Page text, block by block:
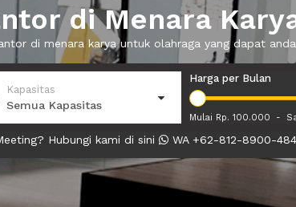
di Menara
di menara karya untuk olahraga yang dapat
Kapasitas
Semua Kapasitas
Harga per Bulan
Mulai Rp. 100.000 -
Hubungi kami di sini WA +62-812-8900-